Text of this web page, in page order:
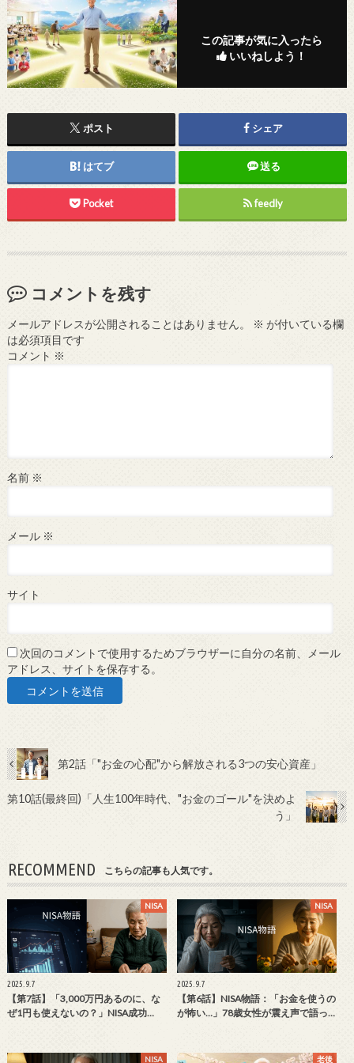
この記事が気に入ったら
いいねしよう！
ポスト シェア
はてブ 送る
Pocket feedly
コメントを残す
メールアドレスが公開されることはありません。 ※ が付いている欄
は必須項目です
コメント ※
名前 ※
メール ※
サイト
次回のコメントで使用するためブラウザーに自分の名前、メール
アドレス、サイトを保存する。
第2話「"お金の心配"から解放される3つの安心資産」
第10話(最終回)「人生100年時代、"お金のゴール"を決めよ
う」
RECOMMEND こちらの記事も人気です。
NISA
2025.9.7
【第7話】「3,000万円あるのに、な
ぜ1円も使えないの？」NISA成功…
NISA
2025.9.7
【第6話】NISA物語：「お金を使うの
が怖い…」78歳女性が震え声で語っ…
NISA 老後